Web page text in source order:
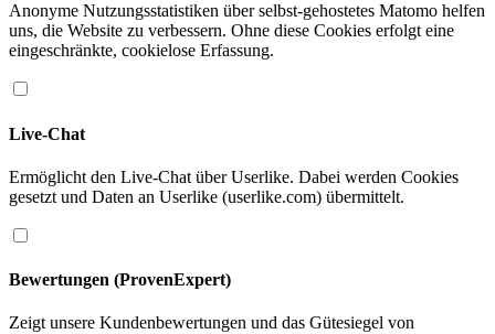
Anonyme Nutzungsstatistiken über selbst-gehostetes Matomo helfen
uns, die Website zu verbessern. Ohne diese Cookies erfolgt eine
eingeschränkte, cookielose Erfassung.
Live-Chat
Ermöglicht den Live-Chat über Userlike. Dabei werden Cookies
gesetzt und Daten an Userlike (userlike.com) übermittelt.
Bewertungen (ProvenExpert)
Zeigt unsere Kundenbewertungen und das Gütesiegel von